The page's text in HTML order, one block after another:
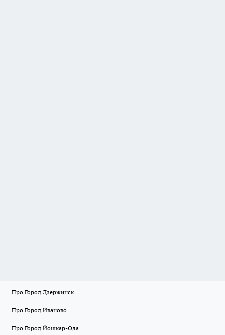
Про Город Дзержинск
Про Город Иваново
Про Город Йошкар-Ола